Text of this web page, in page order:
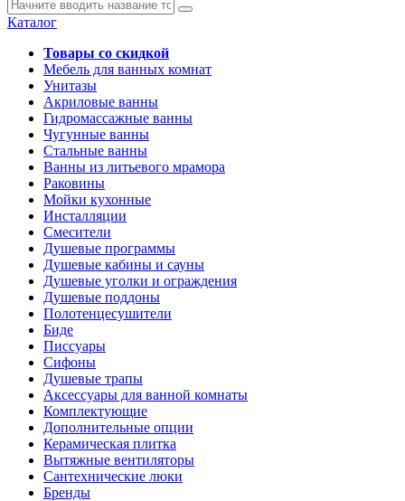
Каталог
Товары со скидкой
Мебель для ванных комнат
Унитазы
Акриловые ванны
Гидромассажные ванны
Чугунные ванны
Стальные ванны
Ванны из литьевого мрамора
Раковины
Мойки кухонные
Инсталляции
Смесители
Душевые программы
Душевые кабины и сауны
Душевые уголки и ограждения
Душевые поддоны
Полотенцесушители
Биде
Писсуары
Сифоны
Душевые трапы
Аксессуары для ванной комнаты
Комплектующие
Дополнительные опции
Керамическая плитка
Вытяжные вентиляторы
Сантехнические люки
Бренды